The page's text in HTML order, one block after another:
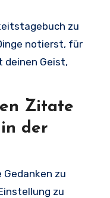
zu
notierst, für
deinen Geist,
Zitate
der
zu
zu